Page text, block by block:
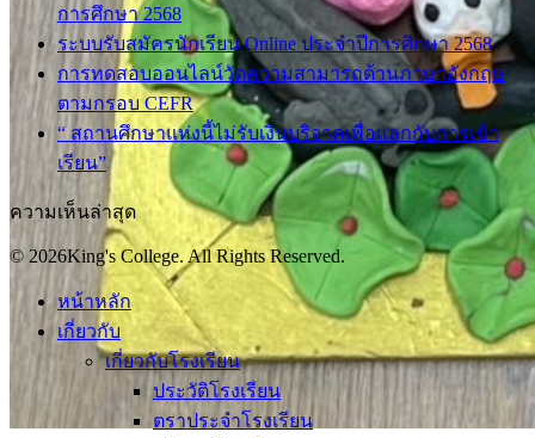
การศึกษา 2568
ระบบรับสมัครนักเรียน Online ประจำปีการศึกษา 2568
การทดสอบออนไลน์วัดความสามารถด้านภาษาอังกฤษ
ตามกรอบ CEFR
“ สถานศึกษาแห่งนี้ไม่รับเงินบริจาคเพื่อแลกกับการเข้า
เรียน”
ความเห็นล่าสุด
© 2026King's College. All Rights Reserved.
หน้าหลัก
เกี่ยวกับ
เกี่ยวกับโรงเรียน
ประวัติโรงเรียน
ตราประจำโรงเรียน